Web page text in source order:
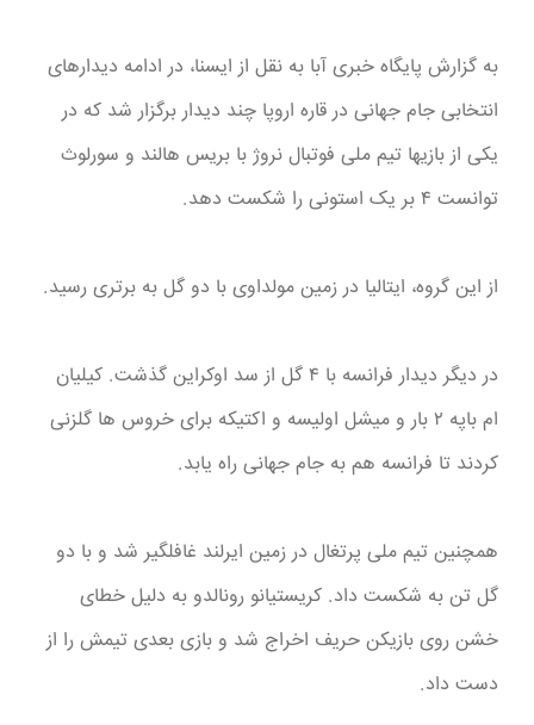
به گزارش پایگاه خبری آبا به نقل از ایسنا، در ادامه دیدارهای
انتخابی جام جهانی در قاره اروپا چند دیدار برگزار شد که در
یکی از بازیها تیم ملی فوتبال نروژ با بریس هالند و سورلوث
توانست ۴ بر یک استونی را شکست دهد.
از این گروه، ایتالیا در زمین مولداوی با دو گل به برتری رسید.
در دیگر دیدار فرانسه با ۴ گل از سد اوکراین گذشت. کیلیان
ام باپه ۲ بار و میشل اولیسه و اکتیکه برای خروس ها گلزنی
کردند تا فرانسه هم به جام جهانی راه یابد.
همچنین تیم ملی پرتغال در زمین ایرلند غافلگیر شد و با دو
گل تن به شکست داد. کریستیانو رونالدو به دلیل خطای
خشن روی بازیکن حریف اخراج شد و بازی بعدی تیمش را از
دست داد.